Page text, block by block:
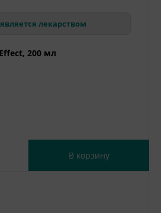
лекарством
200 мл
В корзину